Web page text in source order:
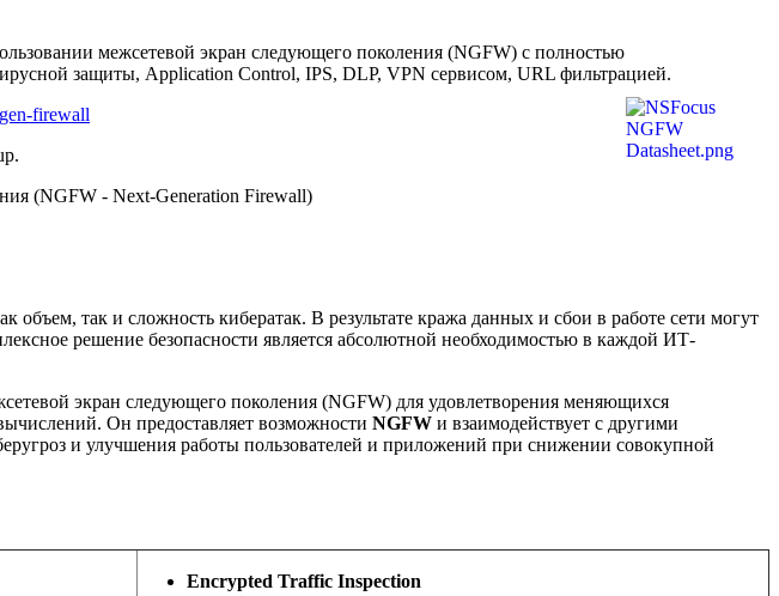
межсетевой экран следующего поколения (NGFW) с полностью
защиты, Application Control, IPS, DLP, VPN сервисом, URL фильтрацией.
firewall
(NGFW - Next-Generation Firewall)
объем, так и сложность кибератак. В результате кража данных и сбои в работе сети могут
решение безопасности является абсолютной необходимостью в каждой ИТ-
экран следующего поколения (NGFW) для удовлетворения меняющихся
Он предоставляет возможности NGFW и взаимодействует с другими
и улучшения работы пользователей и приложений при снижении совокупной
Encrypted Traffic Inspection